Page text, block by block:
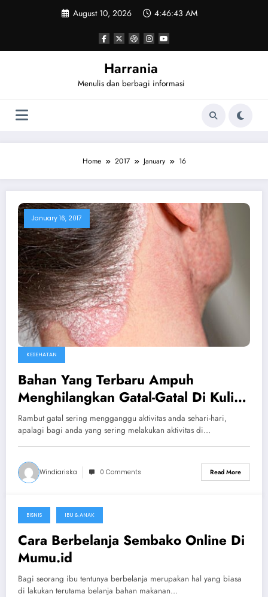
August 10, 2026 4:46:43 AM
Harrania
Menulis dan berbagi informasi
Home 2017 January 16
January 16, 2017
KESEHATAN
Bahan Yang Terbaru Ampuh
Menghilangkan Gatal-Gatal Di Kulit
Kepala
Rambut gatal sering mengganggu aktivitas anda sehari-hari,
apalagi bagi anda yang sering melakukan aktivitas di…
Windiariska 0 Comments Read More
January 16, 2017
BISNIS IBU & ANAK
Cara Berbelanja Sembako Online Di
Mumu.id
Bagi seorang ibu tentunya berbelanja merupakan hal yang biasa
di lakukan terutama belanja bahan makanan…